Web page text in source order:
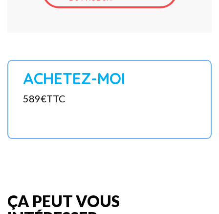
ACHETEZ-MOI
589€TTC
ÇA PEUT VOUS